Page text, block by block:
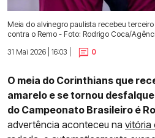
Meia do alvinegro paulista recebeu
contra o Remo - Foto: Rodrigo Coca/
31 Mai 2026 | 16:03 |
0
O meia do Corinthians que
amarelo e se tornou
do Campeonato Brasileiro é
advertência aconteceu na vitória